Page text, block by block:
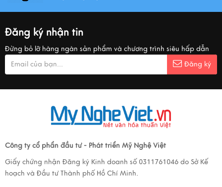
Đăng ký nhận tin
Đừng bỏ lỡ hàng ngàn sản phẩm và chương trình siêu hấp dẫn
Đăng ký
Công ty cổ phẩn đầu tư - Phát triển Mỹ Nghệ Việt
Giấy chứng nhận Đăng ký Kinh doanh số 0311761046 do Sở Kế
hoạch và Đầu tư Thành phố Hồ Chí Minh.